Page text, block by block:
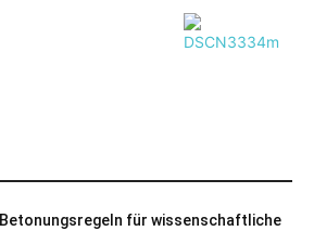
Betonungsregeln für wissenschaftliche